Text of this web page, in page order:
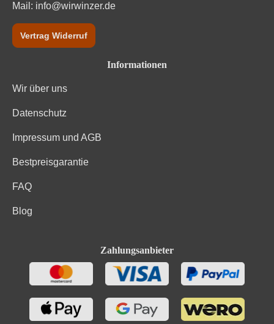
Mail: info@wirwinzer.de
Vertrag Widerruf
Informationen
Wir über uns
Datenschutz
Impressum und AGB
Bestpreisgarantie
FAQ
Blog
Zahlungsanbieter